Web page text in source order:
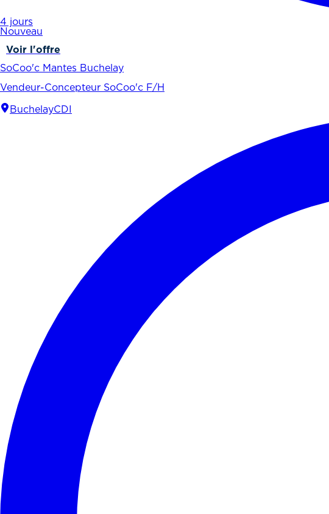
4 jours
Nouveau
Voir l'offre
SoCoo'c Mantes Buchelay
Vendeur-Concepteur SoCoo'c F/H
BuchelayCDI